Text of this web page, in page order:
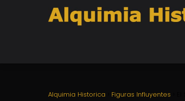
Alquimia Historica Figuras Influyentes